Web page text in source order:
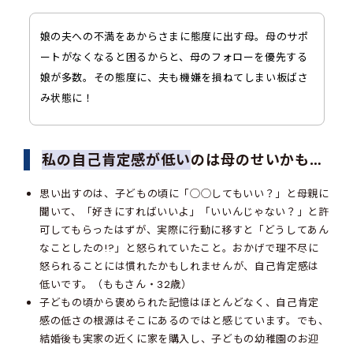
娘の夫への不満をあからさまに態度に出す母。母のサポ
ートがなくなると困るからと、母のフォローを優先する
娘が多数。その態度に、夫も機嫌を損ねてしまい板ばさ
み状態に！
私の自己肯定感が低いのは母のせいかも…
思い出すのは、子どもの頃に「◯◯してもいい？」と母親に
聞いて、「好きにすればいいよ」「いいんじゃない？」と許
可してもらったはずが、実際に行動に移すと「どうしてあん
なことしたの!?」と怒られていたこと。おかげで理不尽に
怒られることには慣れたかもしれませんが、自己肯定感は
低いです。（ももさん・32歳）
子どもの頃から褒められた記憶はほとんどなく、自己肯定
感の低さの根源はそこにあるのではと感じています。でも、
結婚後も実家の近くに家を購入し、子どもの幼稚園のお迎